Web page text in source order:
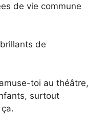
de vie commune
de
toi au théâtre,
surtout